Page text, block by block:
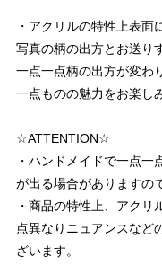
・アクリルの特性上表面
写真の柄の出方とお送り
一点一点柄の出方が変わ
一点ものの魅力をお楽し
☆ATTENTION☆
・ハンドメイドで一点
が出る場合がありますの
・商品の特性上、アク
点異なりニュアンスなど
ざいます。